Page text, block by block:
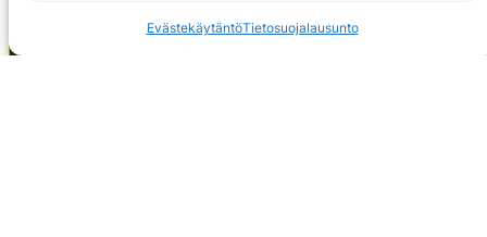
EvästekäytäntöTietosuojalausunto
OTA YHTEYTTÄ